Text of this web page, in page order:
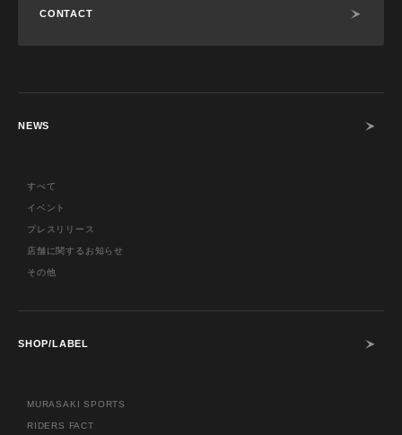
CONTACT
NEWS
すべて
イベント
プレスリリース
店舗に関するお知らせ
その他
SHOP/LABEL
MURASAKI SPORTS
RIDERS FACT